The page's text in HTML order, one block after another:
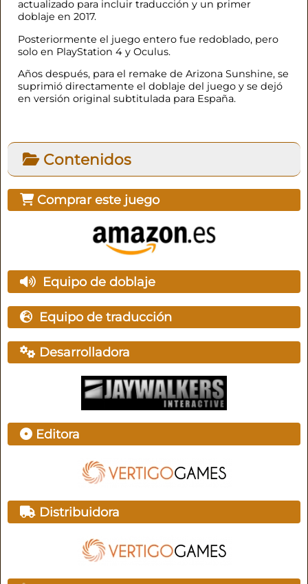
actualizado para incluir traducción y un primer
doblaje en 2017.
Posteriormente el juego entero fue redoblado, pero
solo en PlayStation 4 y Oculus.
Años después, para el remake de Arizona Sunshine, se
suprimió directamente el doblaje del juego y se dejó
en versión original subtitulada para España.
Contenidos
Comprar este juego
Equipo de doblaje
Equipo de traducción
Desarrolladora
Editora
Distribuidora